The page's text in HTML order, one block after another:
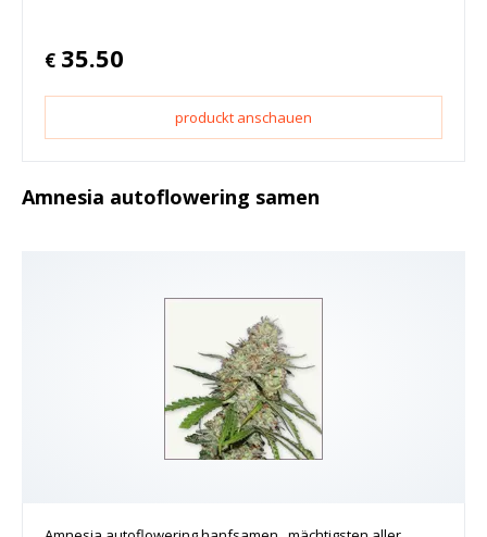
€ 35.50
produckt anschauen
Amnesia autoflowering samen